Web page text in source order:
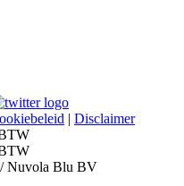
| Disclaimer
Nuvola Blu BV